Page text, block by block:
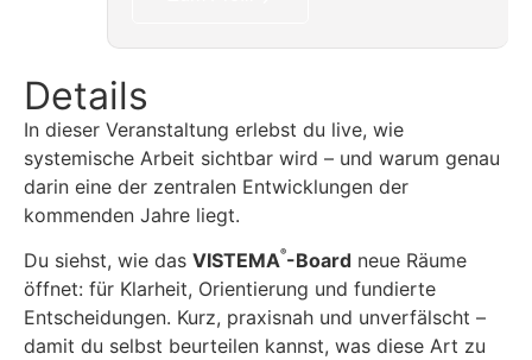
Details
In dieser Veranstaltung erlebst du live, wie
systemische Arbeit sichtbar wird – und warum genau
darin eine der zentralen Entwicklungen der
kommenden Jahre liegt.
Du siehst, wie das VISTEMA®-Board neue Räume
öffnet: für Klarheit, Orientierung und fundierte
Entscheidungen. Kurz, praxisnah und unverfälscht –
damit du selbst beurteilen kannst, was diese Art zu